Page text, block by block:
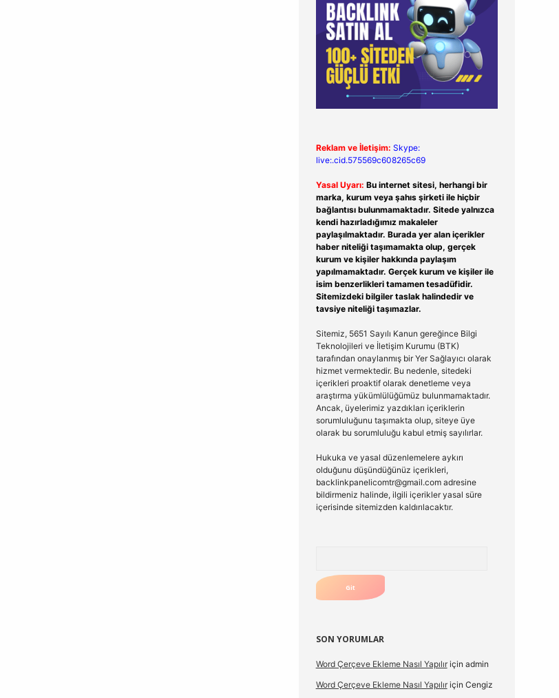
Reklam ve İletişim: Skype:
live:.cid.575569c608265c69
Yasal Uyarı: Bu internet sitesi, herhangi bir
marka, kurum veya şahıs şirketi ile hiçbir
bağlantısı bulunmamaktadır. Sitede yalnızca
kendi hazırladığımız makaleler
paylaşılmaktadır. Burada yer alan içerikler
haber niteliği taşımamakta olup, gerçek
kurum ve kişiler hakkında paylaşım
yapılmamaktadır. Gerçek kurum ve kişiler ile
isim benzerlikleri tamamen tesadüfidir.
Sitemizdeki bilgiler taslak halindedir ve
tavsiye niteliği taşımazlar.
Sitemiz, 5651 Sayılı Kanun gereğince Bilgi
Teknolojileri ve İletişim Kurumu (BTK)
tarafından onaylanmış bir Yer Sağlayıcı olarak
hizmet vermektedir. Bu nedenle, sitedeki
içerikleri proaktif olarak denetleme veya
araştırma yükümlülüğümüz bulunmamaktadır.
Ancak, üyelerimiz yazdıkları içeriklerin
sorumluluğunu taşımakta olup, siteye üye
olarak bu sorumluluğu kabul etmiş sayılırlar.
Hukuka ve yasal düzenlemelere aykırı
olduğunu düşündüğünüz içerikleri,
backlinkpanelicomtr@gmail.comadresine
bildirmeniz halinde, ilgili içerikler yasal süre
içerisinde sitemizden kaldırılacaktır.
SON YORUMLAR
Word Çerçeve Ekleme Nasıl Yapılıriçin admin
Word Çerçeve Ekleme Nasıl Yapılıriçin Cengiz